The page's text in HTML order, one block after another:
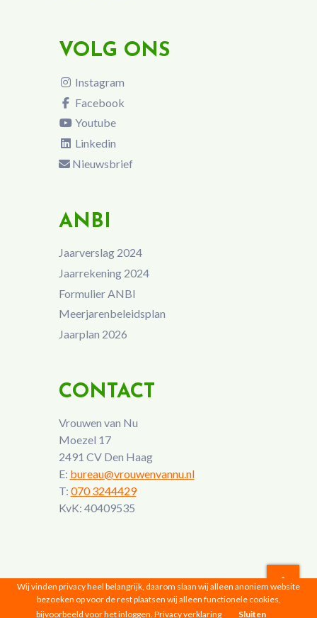
VOLG ONS
Instagram
Facebook
Youtube
Linkedin
Nieuwsbrief
ANBI
Jaarverslag 2024
Jaarrekening 2024
Formulier ANBI
Meerjarenbeleidsplan
Jaarplan 2026
CONTACT
Vrouwen van Nu
Moezel 17
2491 CV Den Haag
E: bureau@vrouwenvannu.nl
T: 070 3244429
KvK: 40409535
Vrouwen van Nu © 2026 |Privacyverklaring
Wij vinden privacy heel belangrijk, daarom slaan wij alleen anoniem website
bezoeken op voor de rest plaatsen wij alleen functionele cookies,
bijvoorbeeld voor het inloggen. Privacy verklaring Sluiten